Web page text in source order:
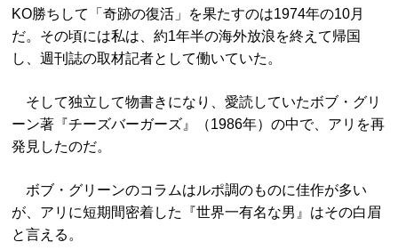
KO勝ちして「奇跡の復活」を果たすのは1974年の10月
だ。その頃には私は、約1年半の海外放浪を終えて帰国
し、週刊誌の取材記者として働いていた。
そして独立して物書きになり、愛読していたボブ・グリ
ーン著『チーズバーガーズ』（1986年）の中で、アリを再
発見したのだ。
ボブ・グリーンのコラムはルポ調のものに佳作が多い
が、アリに短期間密着した『世界一有名な男』はその白眉
と言える。